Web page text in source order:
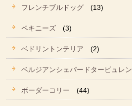
フレンチブルドッグ (13)
ペキニーズ (3)
ベドリントンテリア (2)
ベルジアンシェパードタービュレン
ボーダーコリー (44)